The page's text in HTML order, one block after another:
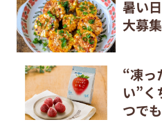
暑い
大募集
“凍っ
い”く
つで